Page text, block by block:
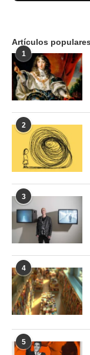
Artículos populares
1
2
3
4
5